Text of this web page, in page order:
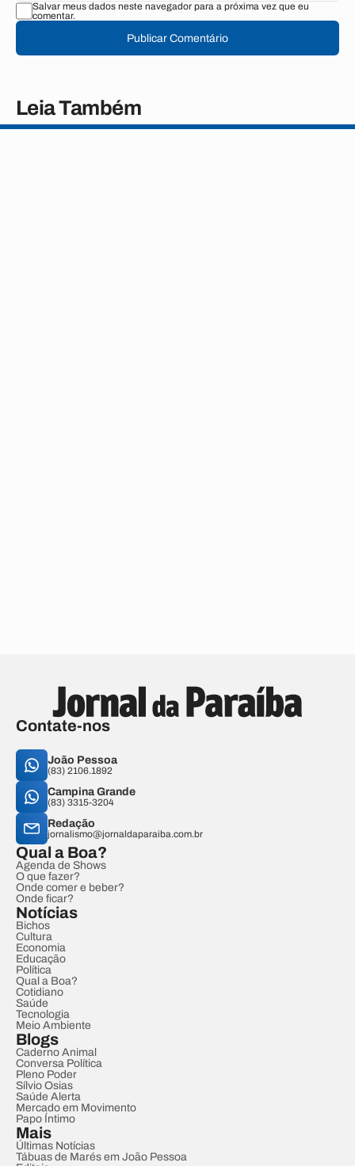
Salvar meus dados neste navegador para a próxima vez que eu
comentar.
Publicar Comentário
Leia Também
Contate-nos
João Pessoa
(83) 2106.1892
Campina Grande
(83) 3315-3204
Redação
jornalismo@jornaldaparaiba.com.br
Qual a Boa?
Agenda de Shows
O que fazer?
Onde comer e beber?
Onde ficar?
Notícias
Bichos
Cultura
Economia
Educação
Política
Qual a Boa?
Cotidiano
Saúde
Tecnologia
Meio Ambiente
Blogs
Caderno Animal
Conversa Política
Pleno Poder
Sílvio Osias
Saúde Alerta
Mercado em Movimento
Papo Íntimo
Mais
Últimas Notícias
Tábuas de Marés em João Pessoa